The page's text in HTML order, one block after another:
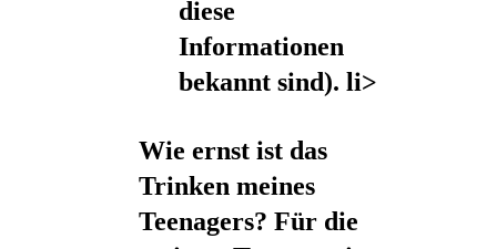
diese
Informationen
bekannt sind). li>
Wie ernst ist das
Trinken meines
Teenagers? Für die